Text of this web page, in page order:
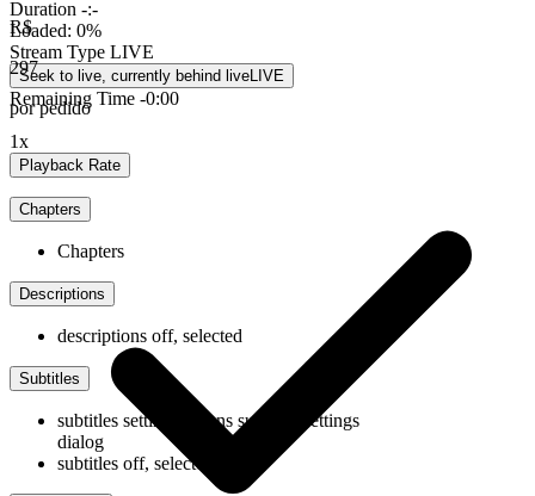
Duration -:-
Loaded: 0%
Stream Type LIVE
Seek to live, currently behind liveLIVE
Remaining Time -0:00
1x
Playback Rate
Chapters
Chapters
Descriptions
descriptions off, selected
Subtitles
subtitles settings
, opens subtitles settings
dialog
subtitles off, selected
R$
297
por pedido